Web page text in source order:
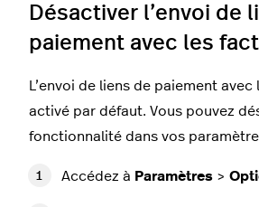
Désactiver l’envoi de
paiement avec les
L’envoi de liens de paiement
activé par défaut. Vous pouvez
fonctionnalité dans vos
Accédez à Paramètres >